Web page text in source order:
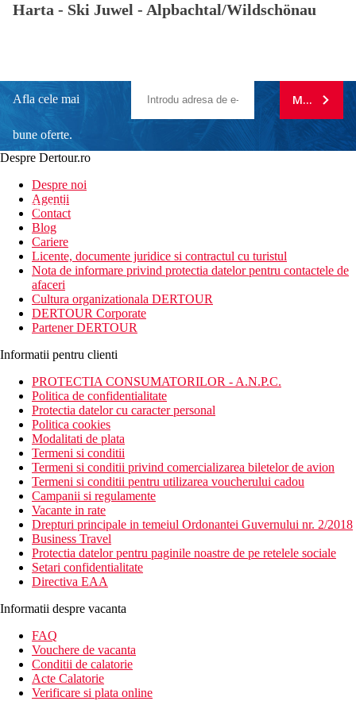
Harta - Ski Juwel - Alpbachtal/Wildschönau
Afla cele mai
bune oferte.
newsletter!
MA
Despre Dertour.ro
Despre noi
Agentii
Contact
Blog
Cariere
Licente, documente juridice si contractul cu turistul
Nota de informare privind protectia datelor pentru contactele de
afaceri
Cultura organizationala DERTOUR
DERTOUR Corporate
Partener DERTOUR
Informatii pentru clienti
PROTECTIA CONSUMATORILOR - A.N.P.C.
Politica de confidentialitate
Protectia datelor cu caracter personal
Politica cookies
Modalitati de plata
Termeni si conditii
Termeni si conditii privind comercializarea biletelor de avion
Termeni si conditii pentru utilizarea voucherului cadou
Campanii si regulamente
Vacante in rate
Drepturi principale in temeiul Ordonantei Guvernului nr. 2/2018
Business Travel
Protectia datelor pentru paginile noastre de pe retelele sociale
Setari confidentialitate
Directiva EAA
Informatii despre vacanta
FAQ
Vouchere de vacanta
Conditii de calatorie
Acte Calatorie
Verificare si plata online